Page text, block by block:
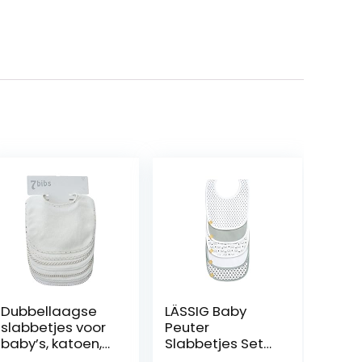
Dubbellaagse
slabbetjes voor
baby’s, katoen,
LÄSSIG Baby
Peuter
Slabbetjes Set